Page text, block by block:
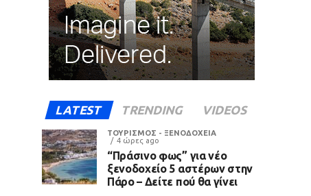
LATEST TRENDING VIDEOS
ΤΟΥΡΙΣΜΟΣ - ΞΕΝΟΔΟΧΕΙΑ
4 ώρες ago
“Πράσινο φως” για νέο
ξενοδοχείο 5 αστέρων στην
Πάρο – Δείτε πού θα γίνει